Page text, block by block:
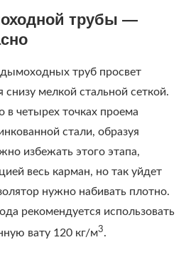
трубы —
дымоходных труб просвет
снизу мелкой стальной сеткой.
в четырех точках проема
стали, образуя
избежать этого этапа,
весь карман, но так уйдет
нужно набивать плотно.
рекомендуется использовать
вату 120 кг/м3.